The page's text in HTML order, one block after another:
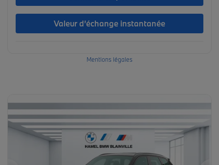
Valeur d’échange instantanée
Mentions légales